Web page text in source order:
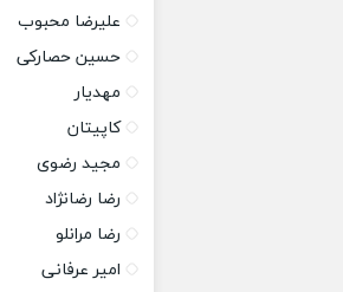
علیرضا محبوب
حسین حصارکی
مهدیار
کاپیتان
مجید رضوی
رضا رضانژاد
رضا مرانلو
امیر عرفانی